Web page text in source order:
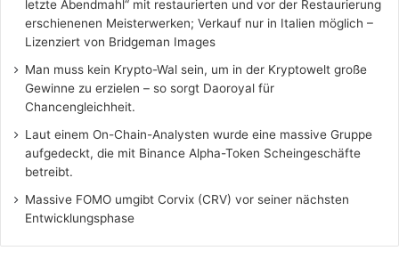
letzte Abendmahl“ mit restaurierten und vor der Restaurierung
erschienenen Meisterwerken; Verkauf nur in Italien möglich –
Lizenziert von Bridgeman Images
Man muss kein Krypto-Wal sein, um in der Kryptowelt große
Gewinne zu erzielen – so sorgt Daoroyal für
Chancengleichheit.
Laut einem On-Chain-Analysten wurde eine massive Gruppe
aufgedeckt, die mit Binance Alpha-Token Scheingeschäfte
betreibt.
Massive FOMO umgibt Corvix (CRV) vor seiner nächsten
Entwicklungsphase